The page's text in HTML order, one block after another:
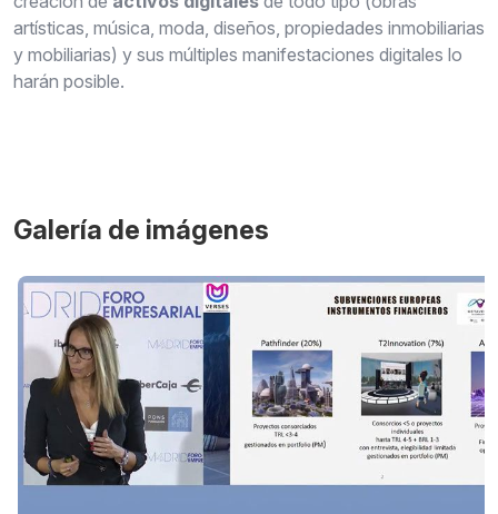
artísticas, música, moda, diseños, propiedades inmobiliarias
y mobiliarias) y sus múltiples manifestaciones digitales lo
harán posible.
Galería de imágenes